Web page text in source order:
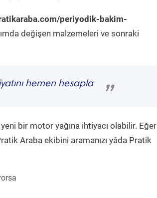
periyodik-bakim-
değişen malzemeleri ve sonraki
hemen hesapla
”
bir motor yağına ihtiyacı olabilir. Eğer
Araba ekibini aramanızı yâda Pratik